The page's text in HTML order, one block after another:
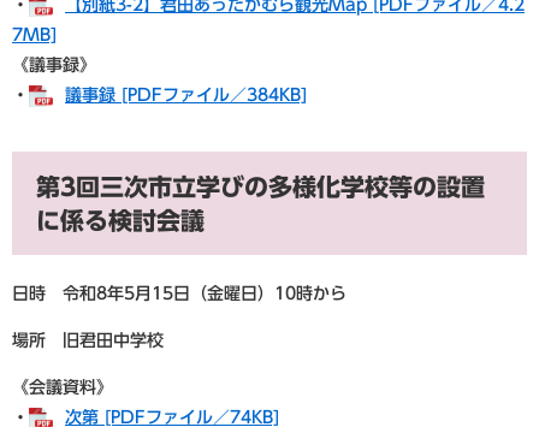
・
【別紙3-2】君田あったかむら観光Map [PDFファイル／4.2
7MB]
《議事録》
・
議事録 [PDFファイル／384KB]
第3回三次市立学びの多様化学校等の設置
に係る検討会議
日時 令和8年5月15日（金曜日）10時から
場所 旧君田中学校
《会議資料》
・
次第 [PDFファイル／74KB]